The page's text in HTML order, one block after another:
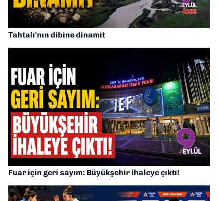
Tahtalı'nın dibine dinamit
Fuar için geri sayım: Büyükşehir ihaleye çıktı!